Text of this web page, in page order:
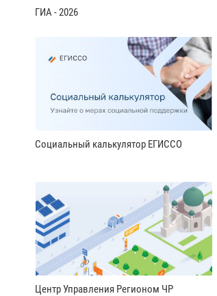
ГИА - 2026
Социальный калькулятор ЕГИССО
Центр Управления Регионом ЧР